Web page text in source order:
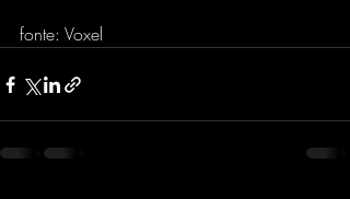
fonte: Voxel